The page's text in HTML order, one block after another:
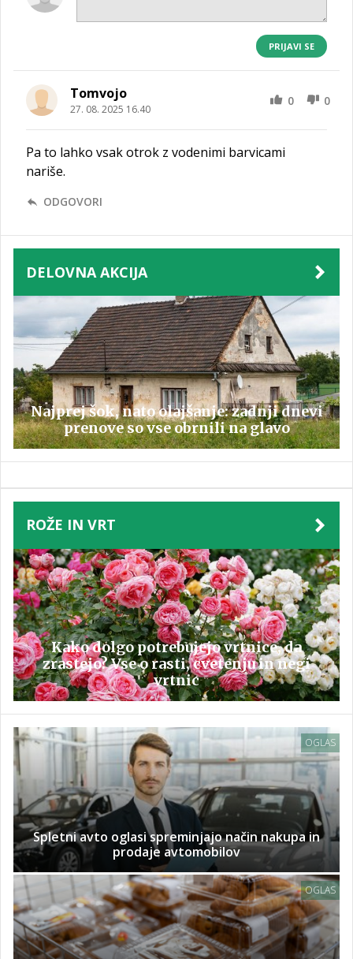
PRIJAVI SE
Tomvojo
27. 08. 2025 16.40
0 0
Pa to lahko vsak otrok z vodenimi barvicami
nariše.
ODGOVORI
DELOVNA AKCIJA
Najprej šok, nato olajšanje: zadnji dnevi
prenove so vse obrnili na glavo
ROŽE IN VRT
Kako dolgo potrebujejo vrtnice, da
zrastejo? Vse o rasti, cvetenju in negi
vrtnic
OGLAS
Spletni avto oglasi spreminjajo način nakupa in
prodaje avtomobilov
OGLAS